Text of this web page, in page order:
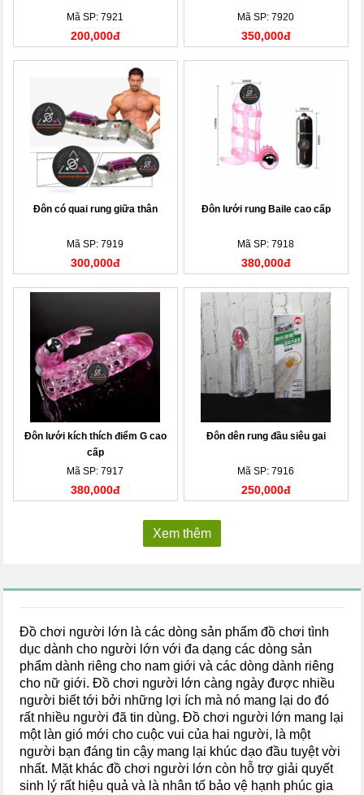
Mã SP: 7921
200,000đ
Mã SP: 7920
350,000đ
Đôn có quai rung giữa thân
Mã SP: 7919
300,000đ
Đôn lưới rung Baile cao cấp
Mã SP: 7918
380,000đ
Đôn lưới kích thích điểm G cao
cấp
Mã SP: 7917
380,000đ
Đôn dên rung đầu siêu gai
Mã SP: 7916
250,000đ
Xem thêm
Đồ chơi người lớn là các dòng sản phẩm đồ chơi tình
dục dành cho người lớn với đa dạng các dòng sản
phẩm dành riêng cho nam giới và các dòng dành riêng
cho nữ giới. Đồ chơi người lớn càng ngày được nhiều
người biết tới bởi những lợi ích mà nó mang lại do đó
rất nhiều người đã tin dùng. Đồ chơi người lớn mang lại
một làn gió mới cho cuộc vui của hai người, là một
người bạn đáng tin cậy mang lại khúc dạo đầu tuyệt vời
nhất. Mặt khác đồ chơi người lớn còn hỗ trợ giải quyết
sinh lý rất hiệu quả và là nhân tố bảo vệ hạnh phúc gia